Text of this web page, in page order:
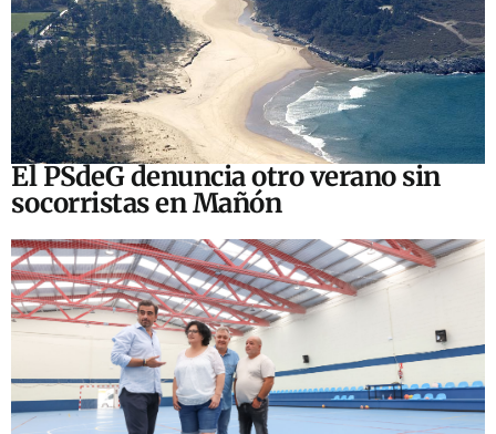
El PSdeG denuncia otro verano sin
socorristas en Mañón